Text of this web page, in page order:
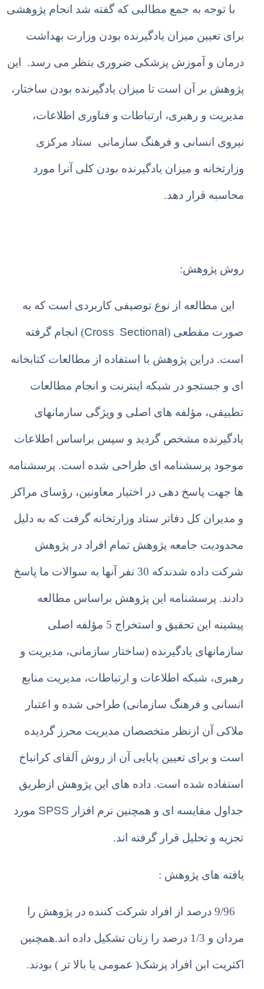
با توجه به جمع مطالبی که گفته شد انجام پژوهشی
برای تعیین میزان یادگیرنده بودن وزارت بهداشت
درمان و آموزش پزشکی ضروری بنظر می رسد. این
پژوهش بر آن است تا میزان یادگیرنده بودن ساختار،
مدیریت و رهبری، ارتباطات و فناوری اطلاعات،
نیروی انسانی و فرهنگ سازمانی ستاد مرکزی
وزارتخانه و میزان یادگیرنده بودن کلی آنرا مورد
محاسبه قرار دهد.
روش پژوهش:
این مطالعه از نوع توصیفی کاربردی است که به
صورت مقطعی (Cross – Sectional) انجام گرفته
است. دراین پژوهش با استفاده از مطالعات کتابخانه
ای و جستجو در شبکه اینترنت و انجام مطالعات
تطبیقی، مؤلفه های اصلی و ویژگی سازمانهای
یادگیرنده مشخص گردید و سپس براساس اطلاعات
موجود پرسشنامه ای طراحی شده است. پرسشنامه
ها جهت پاسخ دهی در اختیار معاونین، رؤسای مراکز
و مدیران کل دفاتر ستاد وزارتخانه گرفت که به دلیل
محدودیت جامعه پژوهش تمام افراد در پژوهش
شرکت داده شدندکه 30 نفر آنها به سوالات ما پاسخ
دادند. پرسشنامه این پژوهش براساس مطالعه
پیشینه این تحقیق و استخراج 5 مؤلفه اصلی
سازمانهای یادگیرنده (ساختار سازمانی، مدیریت و
رهبری، شبکه اطلاعات و ارتباطات، مدیریت منابع
انسانی و فرهنگ سازمانی) طراحی شده و اعتبار
ملاکی آن ازنظر متخصصان مدیریت محرز گردیده
است و برای تعیین پایایی آن از روش آلفای کرانباخ
استفاده شده است. داده های این پژوهش ازطریق
جداول مقایسه ای و همچنین نرم افزار SPSS مورد
تجزیه و تحلیل قرار گرفته اند.
یافته های پژوهش :
9/96 درصد از افراد شرکت کننده در پژوهش را
مردان و 1/3 درصد را زنان تشکیل داده اند.همچنین
اکثریت این افراد پزشک( عمومی یا بالا تر ) بودند.